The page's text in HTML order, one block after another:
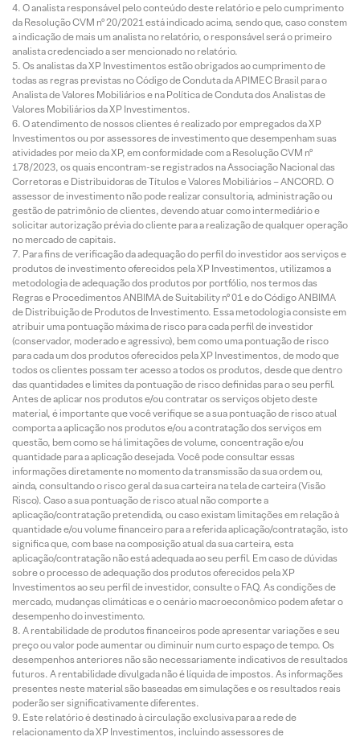
O analista responsável pelo conteúdo deste relatório e pelo cumprimento
da Resolução CVM nº 20/2021 está indicado acima, sendo que, caso constem
a indicação de mais um analista no relatório, o responsável será o primeiro
analista credenciado a ser mencionado no relatório.
Os analistas da XP Investimentos estão obrigados ao cumprimento de
todas as regras previstas no Código de Conduta da APIMEC Brasil para o
Analista de Valores Mobiliários e na Política de Conduta dos Analistas de
Valores Mobiliários da XP Investimentos.
O atendimento de nossos clientes é realizado por empregados da XP
Investimentos ou por assessores de investimento que desempenham suas
atividades por meio da XP, em conformidade com a Resolução CVM nº
178/2023, os quais encontram-se registrados na Associação Nacional das
Corretoras e Distribuidoras de Títulos e Valores Mobiliários – ANCORD. O
assessor de investimento não pode realizar consultoria, administração ou
gestão de patrimônio de clientes, devendo atuar como intermediário e
solicitar autorização prévia do cliente para a realização de qualquer operação
no mercado de capitais.
Para fins de verificação da adequação do perfil do investidor aos serviços e
produtos de investimento oferecidos pela XP Investimentos, utilizamos a
metodologia de adequação dos produtos por portfólio, nos termos das
Regras e Procedimentos ANBIMA de Suitability nº 01 e do Código ANBIMA
de Distribuição de Produtos de Investimento. Essa metodologia consiste em
atribuir uma pontuação máxima de risco para cada perfil de investidor
(conservador, moderado e agressivo), bem como uma pontuação de risco
para cada um dos produtos oferecidos pela XP Investimentos, de modo que
todos os clientes possam ter acesso a todos os produtos, desde que dentro
das quantidades e limites da pontuação de risco definidas para o seu perfil.
Antes de aplicar nos produtos e/ou contratar os serviços objeto deste
material, é importante que você verifique se a sua pontuação de risco atual
comporta a aplicação nos produtos e/ou a contratação dos serviços em
questão, bem como se há limitações de volume, concentração e/ou
quantidade para a aplicação desejada. Você pode consultar essas
informações diretamente no momento da transmissão da sua ordem ou,
ainda, consultando o risco geral da sua carteira na tela de carteira (Visão
Risco). Caso a sua pontuação de risco atual não comporte a
aplicação/contratação pretendida, ou caso existam limitações em relação à
quantidade e/ou volume financeiro para a referida aplicação/contratação, isto
significa que, com base na composição atual da sua carteira, esta
aplicação/contratação não está adequada ao seu perfil. Em caso de dúvidas
sobre o processo de adequação dos produtos oferecidos pela XP
Investimentos ao seu perfil de investidor, consulte o FAQ. As condições de
mercado, mudanças climáticas e o cenário macroeconômico podem afetar o
desempenho do investimento.
A rentabilidade de produtos financeiros pode apresentar variações e seu
preço ou valor pode aumentar ou diminuir num curto espaço de tempo. Os
desempenhos anteriores não são necessariamente indicativos de resultados
futuros. A rentabilidade divulgada não é líquida de impostos. As informações
presentes neste material são baseadas em simulações e os resultados reais
poderão ser significativamente diferentes.
Este relatório é destinado à circulação exclusiva para a rede de
relacionamento da XP Investimentos, incluindo assessores de